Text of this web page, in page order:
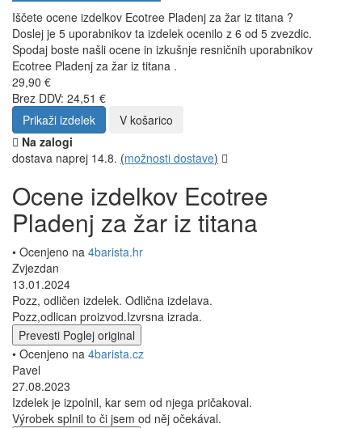
Iščete ocene izdelkov Ecotree Pladenj za žar iz titana ?
Doslej je 5 uporabnikov ta izdelek ocenilo z 6 od 5 zvezdic.
Spodaj boste našli ocene in izkušnje resničnih uporabnikov
Ecotree Pladenj za žar iz titana .
29,90 €
Brez DDV: 24,51 €
Prikaži izdelek
V košarico
Na zalogi
dostava naprej 14.8. (možnosti dostave)
Ocene izdelkov Ecotree
Pladenj za žar iz titana
• Ocenjeno na 4barista.hr
Zvjezdan
13.01.2024
Pozz, odličen izdelek. Odlična izdelava.
Pozz,odlican proizvod.Izvrsna izrada.
Prevesti Poglej original
• Ocenjeno na 4barista.cz
Pavel
27.08.2023
Izdelek je izpolnil, kar sem od njega pričakoval.
Výrobek splnil to či jsem od něj očekával.